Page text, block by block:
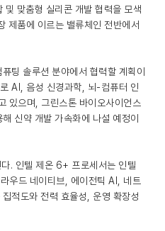
맞춤형 실리콘 개발 협력을 모색
제품에 이르는 밸류체인 전반에서
팅 솔루션 분야에서 협력할 계획이
AI, 음성 신경과학, 뇌-컴퓨터 인
있으며, 그린스톤 바이오사이언스
신약 개발 가속화에 나설 예정이
. 인텔 제온 6+ 프로세서는 인텔
우드 네이티브, 에이전틱 AI, 네트
적도와 전력 효율성, 운영 확장성